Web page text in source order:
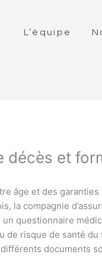
L’équipe
décès et
âge et des
la compagnie
questionnaire
de risque de santé
documents